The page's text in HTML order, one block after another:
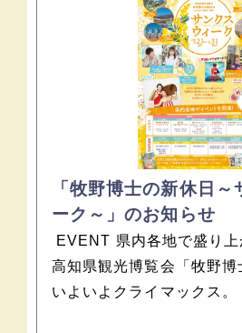
「牧野博士の新休日～
ーク～」のお知らせ
EVENT 県内各地で盛り上
高知県観光博覧会「牧野博
いよいよクライマックス